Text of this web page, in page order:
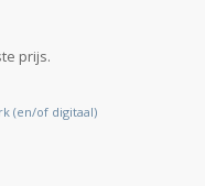
prijs.
(en/of digitaal)